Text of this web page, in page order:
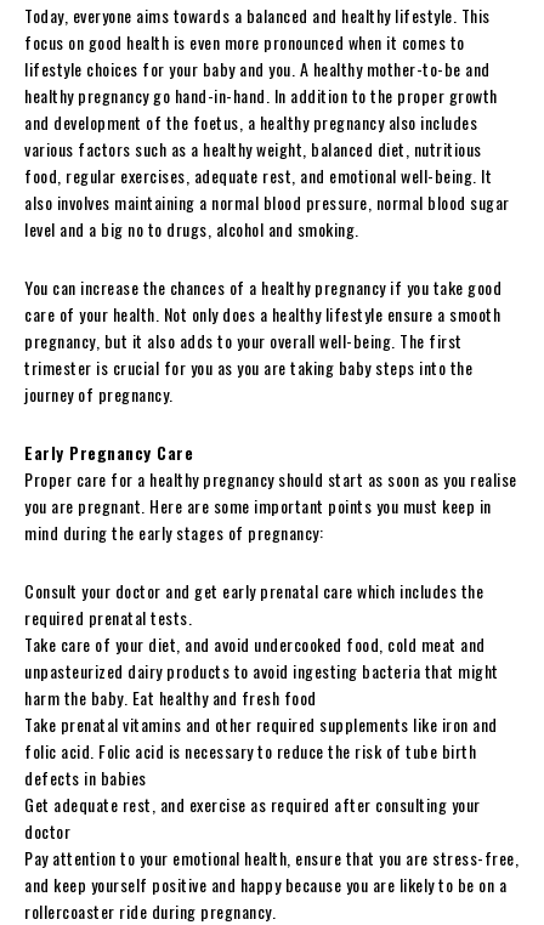
Today, everyone aims towards a balanced and healthy lifestyle. This
focus on good health is even more pronounced when it comes to
lifestyle choices for your baby and you. A healthy mother-to-be and
healthy pregnancy go hand-in-hand. In addition to the proper growth
and development of the foetus, a healthy pregnancy also includes
various factors such as a healthy weight, balanced diet, nutritious
food, regular exercises, adequate rest, and emotional well-being. It
also involves maintaining a normal blood pressure, normal blood sugar
level and a big no to drugs, alcohol and smoking.
You can increase the chances of a healthy pregnancy if you take good
care of your health. Not only does a healthy lifestyle ensure a smooth
pregnancy, but it also adds to your overall well-being. The first
trimester is crucial for you as you are taking baby steps into the
journey of pregnancy.
Early Pregnancy Care
Proper care for a healthy pregnancy should start as soon as you realise
you are pregnant. Here are some important points you must keep in
mind during the early stages of pregnancy:
Consult your doctor and get early prenatal care which includes the
required prenatal tests.
Take care of your diet, and avoid undercooked food, cold meat and
unpasteurized dairy products to avoid ingesting bacteria that might
harm the baby. Eat healthy and fresh food
Take prenatal vitamins and other required supplements like iron and
folic acid. Folic acid is necessary to reduce the risk of tube birth
defects in babies
Get adequate rest, and exercise as required after consulting your
doctor
Pay attention to your emotional health, ensure that you are stress-free,
and keep yourself positive and happy because you are likely to be on a
rollercoaster ride during pregnancy.